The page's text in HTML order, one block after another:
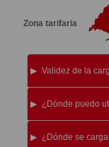
Zona tarifaria
Validez de la
¿Dónde puedo
¿Dónde se